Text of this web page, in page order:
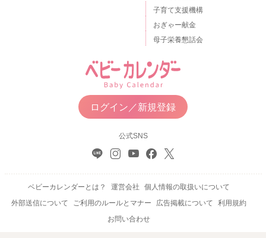
子育て支援機構
おぎゃー献金
母子栄養懇話会
ログイン／新規登録
公式SNS
ベビーカレンダーとは？ 運営会社
個人情報の取扱いについて
外部送信について
ご利用のルールとマナー 広告掲載について
利用規約
お問い合わせ